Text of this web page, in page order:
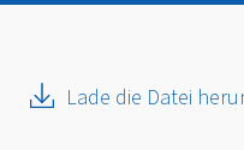
Lade die Datei